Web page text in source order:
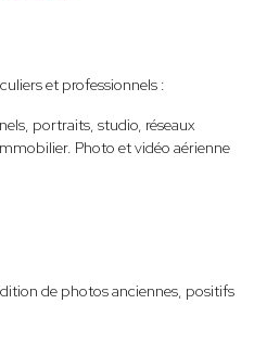
et professionnels :
portraits, studio, réseaux
Photo et vidéo aérienne
de photos anciennes, positifs